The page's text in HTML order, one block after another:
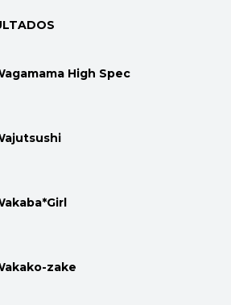
High Spec
zake